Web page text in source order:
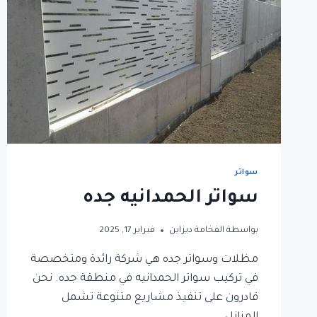
سواتر
سواتر الحمدانيه جده
بواسطة الفخامة ديزاين فبراير 17, 2025
مظلات وسواتر جده هي شركة رائدة ومتخصصة
في تركيب سواتر الحمدانيه في منطقة جده. نحن
قادرون على تنفيذ مشاريع متنوعة تشمل